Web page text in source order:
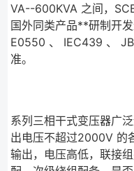
VA--600KVA 之间，
国外同类产品**研制开
E0550 、 IEC439 、
准。
系列三相干式变压器广
出电压不超过2000V 的
输出，电压高低，联接